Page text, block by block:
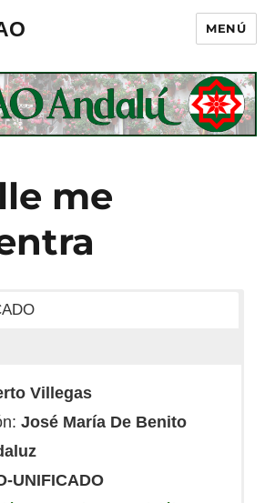
MENÚ
me
Villegas
José María De Benito
UNIFICADO